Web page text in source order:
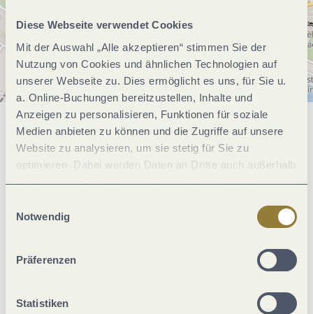
Diese Webseite verwendet Cookies
Mit der Auswahl „Alle akzeptieren“ stimmen Sie der
Nutzung von Cookies und ähnlichen Technologien auf
unserer Webseite zu. Dies ermöglicht es uns, für Sie u.
a. Online-Buchungen bereitzustellen, Inhalte und
Anzeigen zu personalisieren, Funktionen für soziale
Medien anbieten zu können und die Zugriffe auf unsere
Website zu analysieren, um sie stetig für Sie zu
optimieren. Dabei werden Daten an Dritte auch außerhalb
der Europäischen Union weitergegeben und dort
jederzeit widerrufen werden. Mit der Auswahl "Alle
ablehnen" kann es zu Beeinträchtigungen in der Nutzung
Notwendig
Präferenzen
Statistiken
Allgemeine Informationen